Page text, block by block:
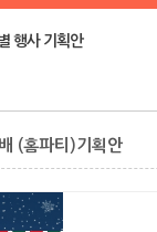
행사 기획안
(홈파티)기획안